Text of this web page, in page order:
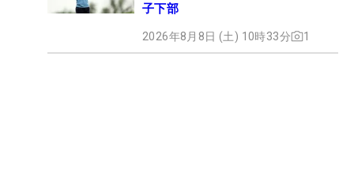
子下部
2026年8月8日 (土) 10時33分 1